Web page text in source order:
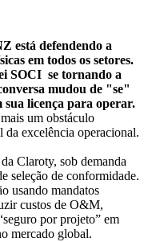
está defendendo a
em todos os setores.
SOCI se tornando a
mudou de "se"
licença para operar.
um obstáculo
excelência operacional.
Claroty, sob demanda
seleção de conformidade.
usando mandatos
custos de O&M,
por projeto” em
mercado global.